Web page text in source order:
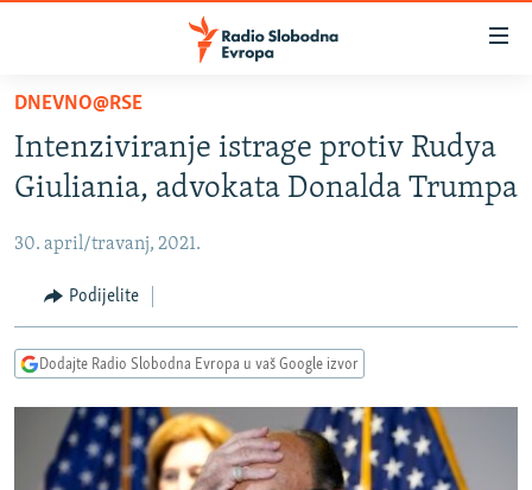
Pređite
glavni
sadržaj
na
navigaciju
Pređite
na
BOSNA I HERCEGOVINA
KOSOVO
CRNA GORA
VIDEO
FOTOGALERIJE
INFOGRAFIKE
PODCASTI
RAT U UKRAJINI
KINA NA BALKANU
DNEVNO@RSE
Intenziviranje istrage protiv Rudya
Giuliania, advokata Donalda Trumpa
30. april/travanj, 2021.
Podijelite
Dodajte Radio Slobodna Evropa u vaš Google izvor